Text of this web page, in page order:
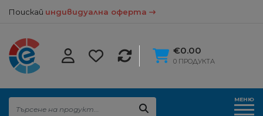
Поискай индивидуална оферта
€0.00
0 ПРОДУКТА
МЕНЮ